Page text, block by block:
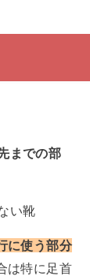
までの部
い靴
に使う部分
は特に足首